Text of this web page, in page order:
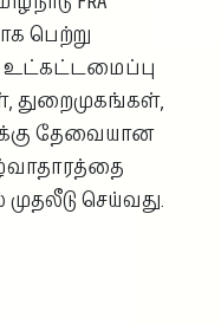
பெற்று
உட்கட்டமைப்பு
துறைமுகங்கள்,
தேவையான
செய்வது.